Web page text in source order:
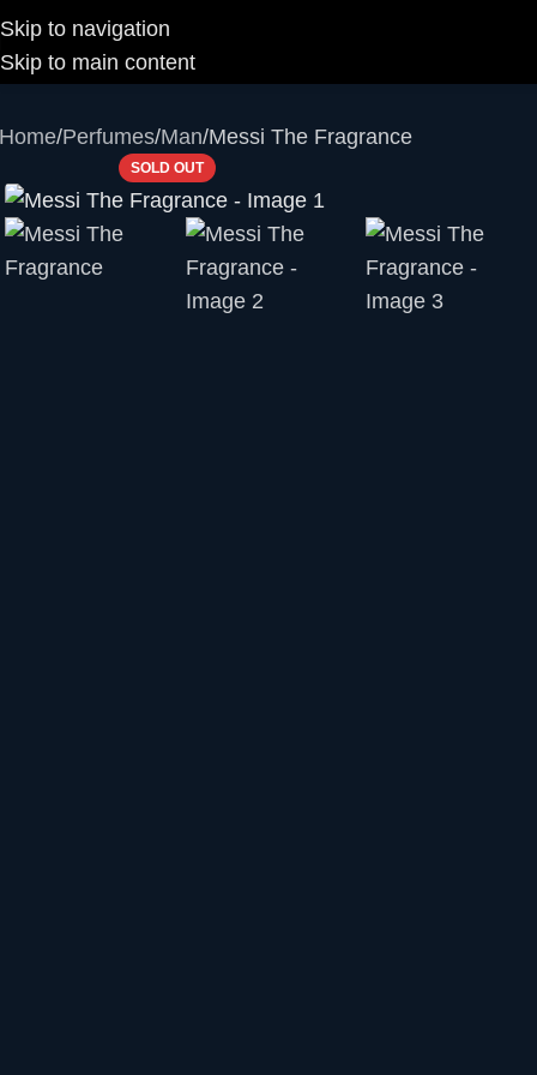
Skip to navigation
Skip to main content
Home Perfumes Man Messi The Fragrance
SOLD OUT